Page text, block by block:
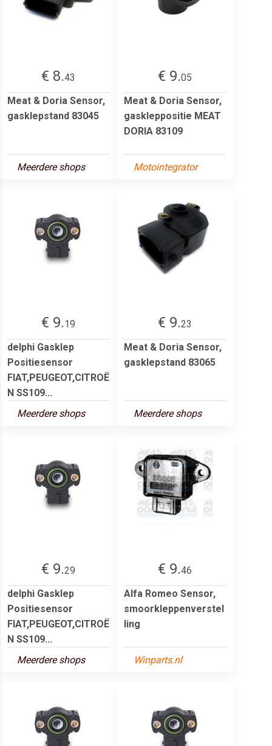
€ 8.43
Meat & Doria Sensor,
gasklepstand 83045
Meerdere shops
€ 9.05
Meat & Doria Sensor,
gaskleppositie MEAT
DORIA 83109
Motointegrator
€ 9.19
delphi Gasklep
Positiesensor
FIAT,PEUGEOT,CITROË
N SS109...
Meerdere shops
€ 9.23
Meat & Doria Sensor,
gasklepstand 83065
Meerdere shops
€ 9.29
delphi Gasklep
Positiesensor
FIAT,PEUGEOT,CITROË
N SS109...
Meerdere shops
€ 9.46
Alfa Romeo Sensor,
smoorkleppenverstel
ling
Winparts.nl